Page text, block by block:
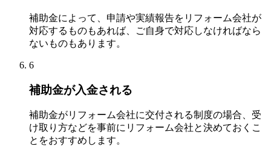
補助金によって、申請や実績報告をリフォーム会社が
対応するものもあれば、ご自身で対応しなければなら
ないものもあります。
6
補助金が入金される
補助金がリフォーム会社に交付される制度の場合、受
け取り方などを事前にリフォーム会社と決めておくこ
とをおすすめします。